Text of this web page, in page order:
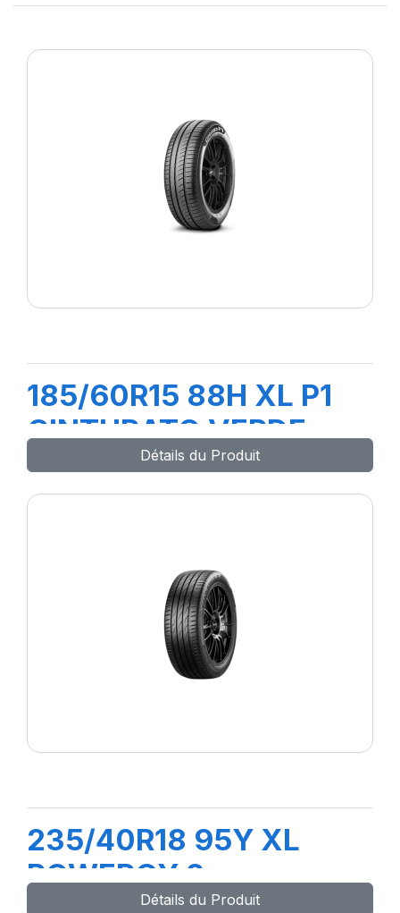
185/60R15 88H XL P1
CINTURATO VERDE
Détails du Produit
235/40R18 95Y XL
POWERGY 2
Détails du Produit